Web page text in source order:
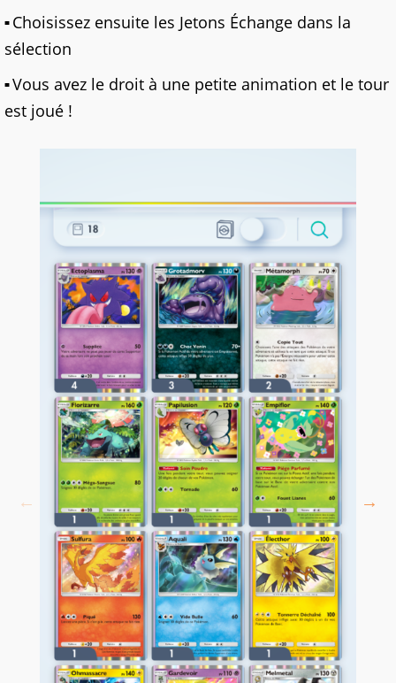
Choisissez ensuite les Jetons Échange dans la
sélection
Vous avez le droit à une petite animation et le tour
est joué !